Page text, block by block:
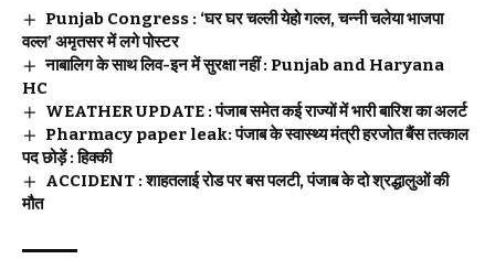
Punjab Congress : ‘घर घर चल्ली येहो गल्ल, चन्नी चलेया भाजपा
वल्ल’ अमृतसर में लगे पोस्टर
नाबालिग के साथ लिव-इन में सुरक्षा नहीं : Punjab and Haryana
HC
WEATHER UPDATE : पंजाब समेत कई राज्यों में भारी बारिश का अलर्ट
Pharmacy paper leak: पंजाब के स्वास्थ्य मंत्री हरजोत बैंस तत्काल
पद छोड़ें : हिक्की
ACCIDENT : शाहतलाई रोड पर बस पलटी, पंजाब के दो श्रद्धालुओं की
मौत